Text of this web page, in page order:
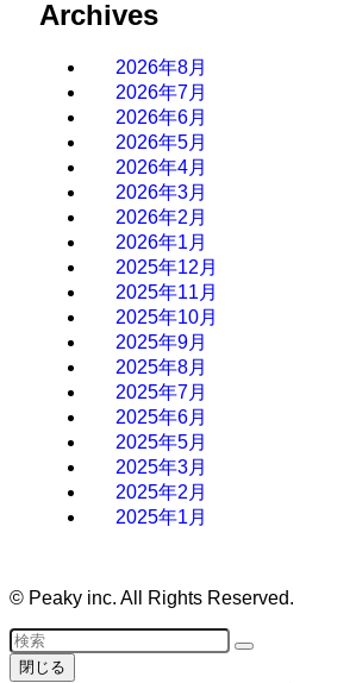
Archives
2026年8月
2026年7月
2026年6月
2026年5月
2026年4月
2026年3月
2026年2月
2026年1月
2025年12月
2025年11月
2025年10月
2025年9月
2025年8月
2025年7月
2025年6月
2025年5月
2025年3月
2025年2月
2025年1月
© Peaky inc. All Rights Reserved.
閉じる